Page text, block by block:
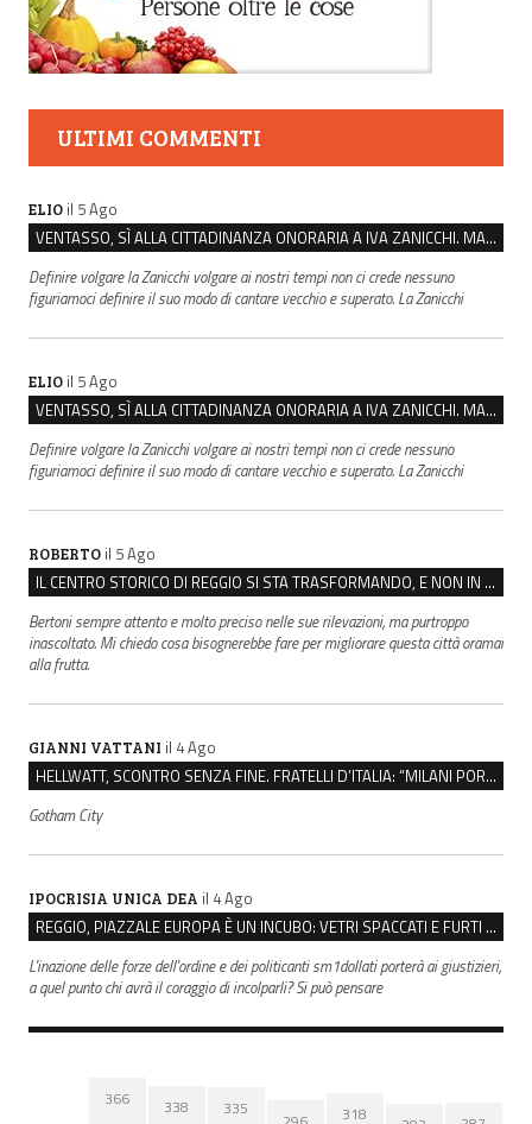
ULTIMI COMMENTI
ELIO il 5 Ago
VENTASSO, SÌ ALLA CITTADINANZA ONORARIA A IVA ZANICCHI. MA BARGIACCHI: “È DI PESSIMO GUSTO”
Definire volgare la Zanicchi volgare ai nostri tempi non ci crede nessuno
figuriamoci definire il suo modo di cantare vecchio e superato. La Zanicchi
ELIO il 5 Ago
VENTASSO, SÌ ALLA CITTADINANZA ONORARIA A IVA ZANICCHI. MA BARGIACCHI: “È DI PESSIMO GUSTO”
Definire volgare la Zanicchi volgare ai nostri tempi non ci crede nessuno
figuriamoci definire il suo modo di cantare vecchio e superato. La Zanicchi
ROBERTO il 5 Ago
IL CENTRO STORICO DI REGGIO SI STA TRASFORMANDO, E NON IN MEGLIO
Bertoni sempre attento e molto preciso nelle sue rilevazioni, ma purtroppo
inascoltato. Mi chiedo cosa bisognerebbe fare per migliorare questa città oramai
alla frutta.
GIANNI VATTANI il 4 Ago
HELLWATT, SCONTRO SENZA FINE. FRATELLI D’ITALIA: “MILANI PORTA DOCUMENTI, DE FRANCO INSULTI”
Gotham City
IPOCRISIA UNICA DEA il 4 Ago
REGGIO, PIAZZALE EUROPA È UN INCUBO: VETRI SPACCATI E FURTI SULLE AUTO IN SOSTA
L'inazione delle forze dell'ordine e dei politicanti sm1dollati porterà ai giustizieri,
a quel punto chi avrà il coraggio di incolparli? Si può pensare
366 338 335 318